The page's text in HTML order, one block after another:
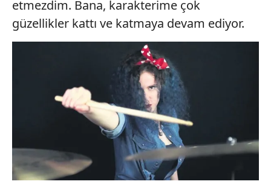
etmezdim. Bana, karakterime çok
güzellikler kattı ve katmaya devam ediyor.